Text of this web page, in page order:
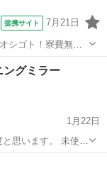
提携サイト 7月21日
シゴト！寮費無料
経験活躍中！高時
ングミラー
1月22日